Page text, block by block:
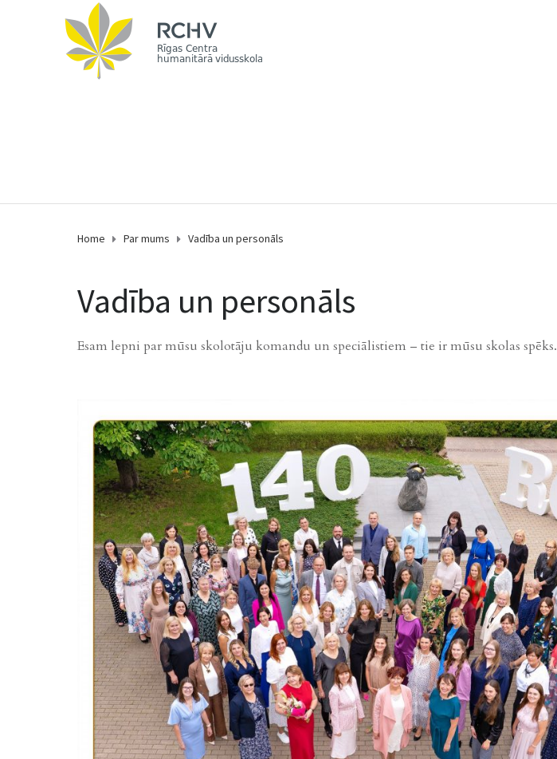
Home Par mums Vadība un personāls
Vadība un personāls
Esam lepni par mūsu skolotāju komandu un speciālistiem – tie ir mūsu skolas spēks.